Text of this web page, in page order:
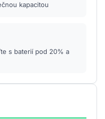
kapacitou
s baterií pod 20% a